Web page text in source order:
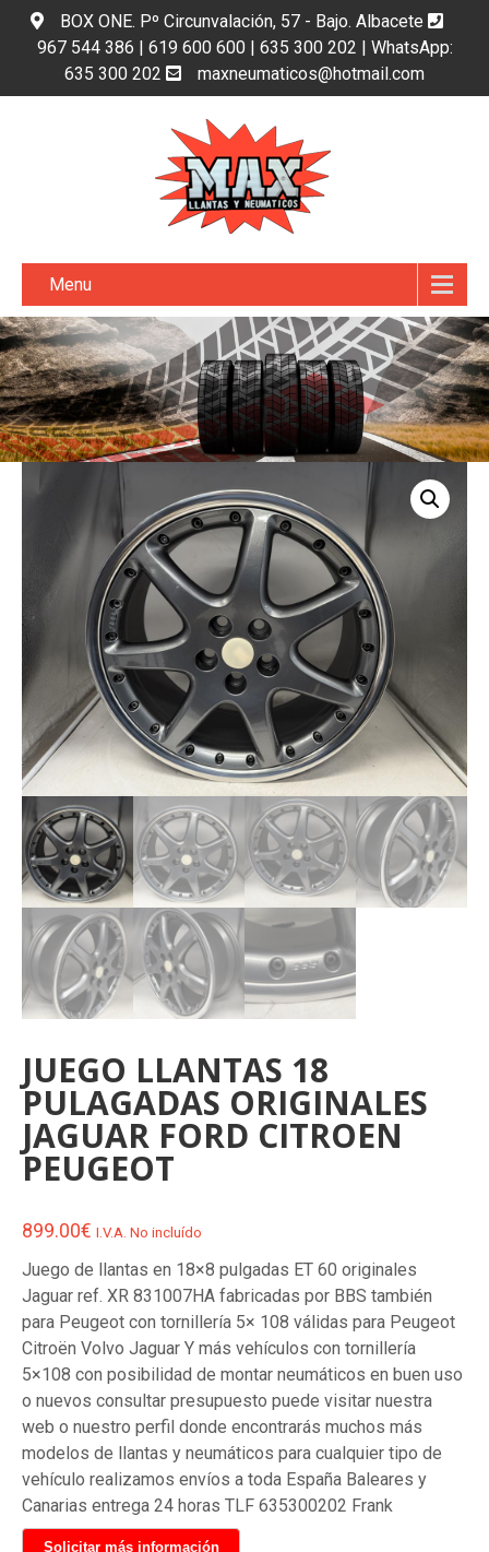
BOX ONE. Pº Circunvalación, 57 - Bajo. Albacete
967 544 386 | 619 600 600 | 635 300 202 | WhatsApp:
635 300 202
maxneumaticos@hotmail.com
Menu
JUEGO LLANTAS 18
PULAGADAS ORIGINALES
JAGUAR FORD CITROEN
PEUGEOT
899.00€ I.V.A. No incluído
Juego de llantas en 18×8 pulgadas ET 60 originales
Jaguar ref. XR 831007HA fabricadas por BBS también
para Peugeot con tornillería 5× 108 válidas para Peugeot
Citroën Volvo Jaguar Y más vehículos con tornillería
5×108 con posibilidad de montar neumáticos en buen uso
o nuevos consultar presupuesto puede visitar nuestra
web o nuestro perfil donde encontrarás muchos más
modelos de llantas y neumáticos para cualquier tipo de
vehículo realizamos envíos a toda España Baleares y
Canarias entrega 24 horas TLF 635300202 Frank